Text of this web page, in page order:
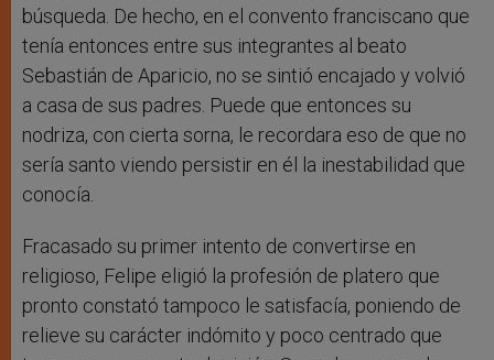
búsqueda. De hecho, en el convento franciscano que
tenía entonces entre sus integrantes al beato
Sebastián de Aparicio, no se sintió encajado y volvió
a casa de sus padres. Puede que entonces su
nodriza, con cierta sorna, le recordara eso de que no
sería santo viendo persistir en él la inestabilidad que
conocía.
Fracasado su primer intento de convertirse en
religioso, Felipe eligió la profesión de platero que
pronto constató tampoco le satisfacía, poniendo de
relieve su carácter indómito y poco centrado que